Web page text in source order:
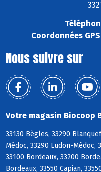
Coordonnées GPS
Nous suivre sur
Votre magasin Biocoop
33130 Bègles, 33290
Médoc, 33290 Ludon-Médoc,
33100 Bordeaux, 33200
Bordeaux, 33550 Capian,